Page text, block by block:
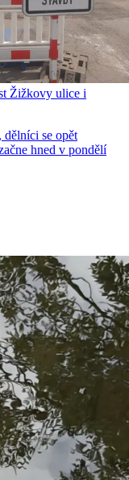
Žižkovy ulice i
dělníci se opět
hned v pondělí